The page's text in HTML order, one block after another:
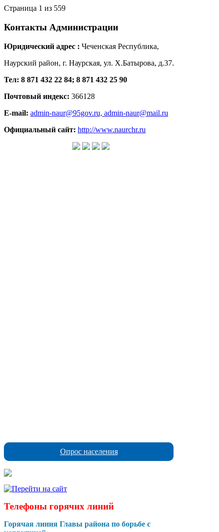
Страница 1 из 559
Контакты Администрации
Юридический адрес : Чеченская Республика,
Наурский район, г. Наурская, ул. Х.Батырова, д.37.
Тел: 8 871 432 22 84; 8 871 432 25 90
Почтовый индекс: 366128
E-mail: admin-naur@95gov.ru, admin-naur@mail.ru
Официальный сайт: http://www.naurchr.ru
Опрос населения
Телефоны горячих линий
Горячая линия Главы района по борьбе с